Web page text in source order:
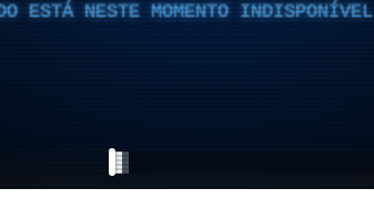
ESTÁ NESTE MOMENTO INDISPONÍVEL